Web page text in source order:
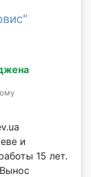
и
15 лет.